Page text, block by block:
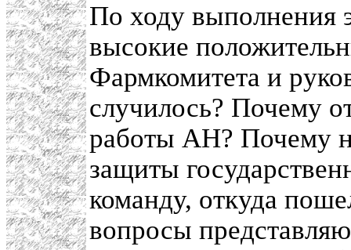
По ходу выполнения
высокие
Фармкомитета и
случилось? Почему
работы АН? Почему
защиты
команду, откуда
вопросы